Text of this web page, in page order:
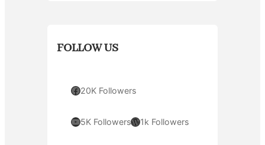
FOLLOW US
Facebook 20K Followers
YouTube 5K FollowersWordPress 1k Followers